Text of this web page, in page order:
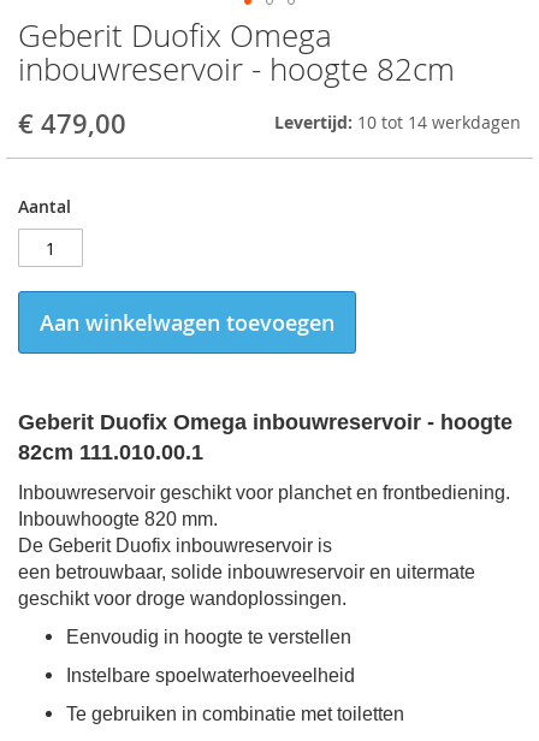
Geberit Duofix Omega
inbouwreservoir - hoogte 82cm
€ 479,00 Levertijd: 10 tot 14 werkdagen
Aantal
Aan winkelwagen toevoegen
Geberit Duofix Omega inbouwreservoir - hoogte
82cm 111.010.00.1
Inbouwreservoir geschikt voor planchet en frontbediening.
Inbouwhoogte 820 mm.
De Geberit Duofix inbouwreservoir is
een betrouwbaar, solide inbouwreservoir en uitermate
geschikt voor droge wandoplossingen.
Eenvoudig in hoogte te verstellen
Instelbare spoelwaterhoeveelheid
Te gebruiken in combinatie met toiletten
Skip
to
the
of
gallery